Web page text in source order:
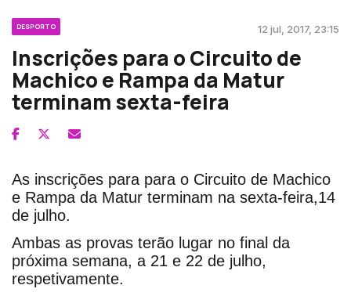
DESPORTO 12 jul, 2017, 23:15
Inscrições para o Circuito de
Machico e Rampa da Matur
terminam sexta-feira
As inscrições para para o Circuito de Machico
e Rampa da Matur terminam na sexta-feira,14
de julho.
Ambas as provas terão lugar no final da
próxima semana, a 21 e 22 de julho,
respetivamente.